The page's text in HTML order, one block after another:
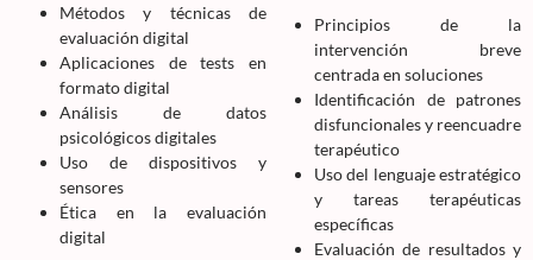
Métodos y técnicas de
evaluación digital
Aplicaciones de tests en
formato digital
Análisis de datos
psicológicos digitales
Uso de dispositivos y
sensores
Ética en la evaluación
digital
Principios de la
intervención breve
centrada en soluciones
Identificación de patrones
disfuncionales y reencuadre
terapéutico
Uso del lenguaje estratégico
y tareas terapéuticas
específicas
Evaluación de resultados y